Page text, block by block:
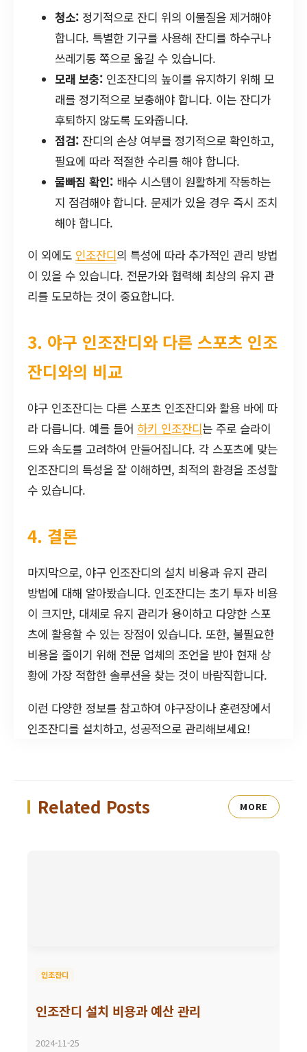
청소: 정기적으로 잔디 위의 이물질을 제거해야
합니다. 특별한 기구를 사용해 잔디를 하수구나
쓰레기통 쪽으로 옮길 수 있습니다.
모래 보충: 인조잔디의 높이를 유지하기 위해 모
래를 정기적으로 보충해야 합니다. 이는 잔디가
후퇴하지 않도록 도와줍니다.
점검: 잔디의 손상 여부를 정기적으로 확인하고,
필요에 따라 적절한 수리를 해야 합니다.
물빠짐 확인: 배수 시스템이 원활하게 작동하는
지 점검해야 합니다. 문제가 있을 경우 즉시 조치
해야 합니다.
이 외에도 인조잔디의 특성에 따라 추가적인 관리 방법
이 있을 수 있습니다. 전문가와 협력해 최상의 유지 관
리를 도모하는 것이 중요합니다.
3. 야구 인조잔디와 다른 스포츠 인조
잔디와의 비교
야구 인조잔디는 다른 스포츠 인조잔디와 활용 바에 따
라 다릅니다. 예를 들어 하키 인조잔디는 주로 슬라이
드와 속도를 고려하여 만들어집니다. 각 스포츠에 맞는
인조잔디의 특성을 잘 이해하면, 최적의 환경을 조성할
수 있습니다.
4. 결론
마지막으로, 야구 인조잔디의 설치 비용과 유지 관리
방법에 대해 알아봤습니다. 인조잔디는 초기 투자 비용
이 크지만, 대체로 유지 관리가 용이하고 다양한 스포
츠에 활용할 수 있는 장점이 있습니다. 또한, 불필요한
비용을 줄이기 위해 전문 업체의 조언을 받아 현재 상
황에 가장 적합한 솔루션을 찾는 것이 바람직합니다.
이런 다양한 정보를 참고하여 야구장이나 훈련장에서
인조잔디를 설치하고, 성공적으로 관리해보세요!
Related Posts MORE
인조잔디
인조잔디 설치 비용과 예산 관리
2024-11-25